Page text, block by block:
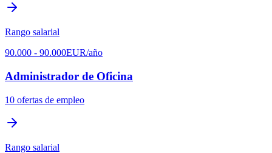
Rango salarial
90.000 - 90.000EUR/año
Administrador de Oficina
10 ofertas de empleo
Rango salarial